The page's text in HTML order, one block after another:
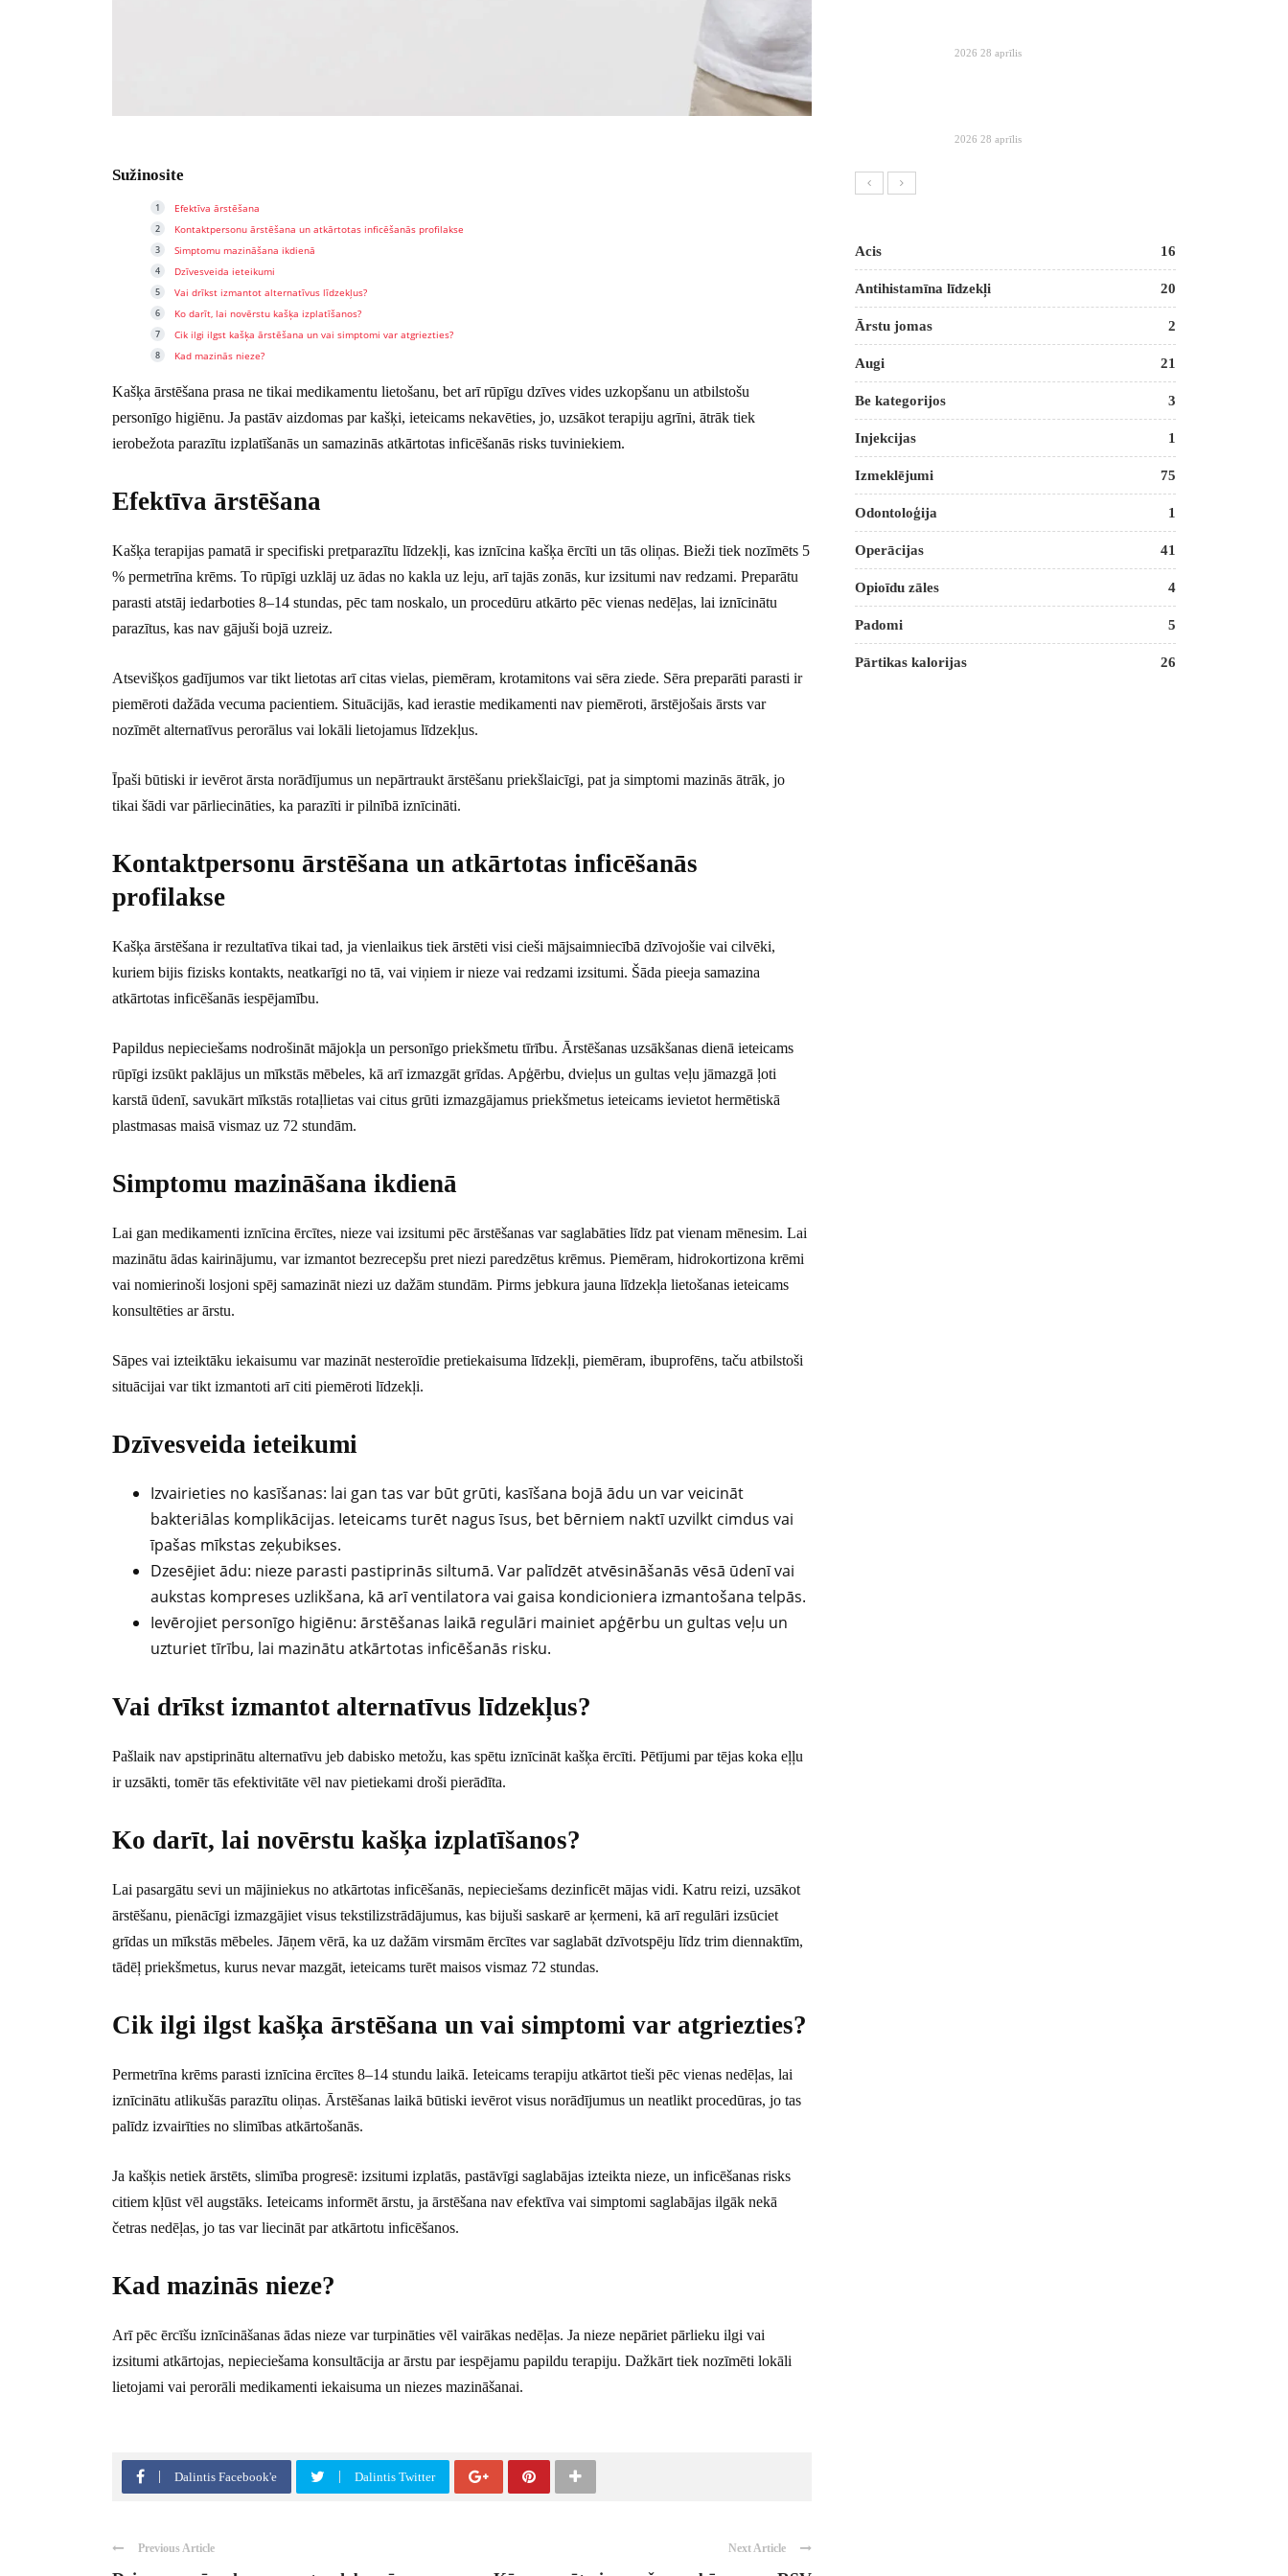
Sužinosite
Efektīva ārstēšana
Kontaktpersonu ārstēšana un atkārtotas inficēšanās profilakse
Simptomu mazināšana ikdienā
Dzīvesveida ieteikumi
Vai drīkst izmantot alternatīvus līdzekļus?
Ko darīt, lai novērstu kašķa izplatīšanos?
Cik ilgi ilgst kašķa ārstēšana un vai simptomi var atgriezties?
Kad mazinās nieze?
Kašķa ārstēšana prasa ne tikai medikamentu lietošanu, bet arī rūpīgu dzīves vides uzkopšanu un atbilstošu
personīgo higiēnu. Ja pastāv aizdomas par kašķi, ieteicams nekavēties, jo, uzsākot terapiju agrīni, ātrāk tiek
ierobežota parazītu izplatīšanās un samazinās atkārtotas inficēšanās risks tuviniekiem.
Efektīva ārstēšana
Kašķa terapijas pamatā ir specifiski pretparazītu līdzekļi, kas iznīcina kašķa ērcīti un tās oliņas. Bieži tiek nozīmēts 5
% permetrīna krēms. To rūpīgi uzklāj uz ādas no kakla uz leju, arī tajās zonās, kur izsitumi nav redzami. Preparātu
parasti atstāj iedarboties 8–14 stundas, pēc tam noskalo, un procedūru atkārto pēc vienas nedēļas, lai iznīcinātu
parazītus, kas nav gājuši bojā uzreiz.
Atsevišķos gadījumos var tikt lietotas arī citas vielas, piemēram, krotamitons vai sēra ziede. Sēra preparāti parasti ir
piemēroti dažāda vecuma pacientiem. Situācijās, kad ierastie medikamenti nav piemēroti, ārstējošais ārsts var
nozīmēt alternatīvus perorālus vai lokāli lietojamus līdzekļus.
Īpaši būtiski ir ievērot ārsta norādījumus un nepārtraukt ārstēšanu priekšlaicīgi, pat ja simptomi mazinās ātrāk, jo
tikai šādi var pārliecināties, ka parazīti ir pilnībā iznīcināti.
Kontaktpersonu ārstēšana un atkārtotas inficēšanās
profilakse
Kašķa ārstēšana ir rezultatīva tikai tad, ja vienlaikus tiek ārstēti visi cieši mājsaimniecībā dzīvojošie vai cilvēki,
kuriem bijis fizisks kontakts, neatkarīgi no tā, vai viņiem ir nieze vai redzami izsitumi. Šāda pieeja samazina
atkārtotas inficēšanās iespējamību.
Papildus nepieciešams nodrošināt mājokļa un personīgo priekšmetu tīrību. Ārstēšanas uzsākšanas dienā ieteicams
rūpīgi izsūkt paklājus un mīkstās mēbeles, kā arī izmazgāt grīdas. Apģērbu, dvieļus un gultas veļu jāmazgā ļoti
karstā ūdenī, savukārt mīkstās rotaļlietas vai citus grūti izmazgājamus priekšmetus ieteicams ievietot hermētiskā
plastmasas maisā vismaz uz 72 stundām.
Simptomu mazināšana ikdienā
Lai gan medikamenti iznīcina ērcītes, nieze vai izsitumi pēc ārstēšanas var saglabāties līdz pat vienam mēnesim. Lai
mazinātu ādas kairinājumu, var izmantot bezrecepšu pret niezi paredzētus krēmus. Piemēram, hidrokortizona krēmi
vai nomierinoši losjoni spēj samazināt niezi uz dažām stundām. Pirms jebkura jauna līdzekļa lietošanas ieteicams
konsultēties ar ārstu.
Sāpes vai izteiktāku iekaisumu var mazināt nesteroīdie pretiekaisuma līdzekļi, piemēram, ibuprofēns, taču atbilstoši
situācijai var tikt izmantoti arī citi piemēroti līdzekļi.
Dzīvesveida ieteikumi
Izvairieties no kasīšanas: lai gan tas var būt grūti, kasīšana bojā ādu un var veicināt
bakteriālas komplikācijas. Ieteicams turēt nagus īsus, bet bērniem naktī uzvilkt cimdus vai
īpašas mīkstas zeķubikses.
Dzesējiet ādu: nieze parasti pastiprinās siltumā. Var palīdzēt atvēsināšanās vēsā ūdenī vai
aukstas kompreses uzlikšana, kā arī ventilatora vai gaisa kondicioniera izmantošana telpās.
Ievērojiet personīgo higiēnu: ārstēšanas laikā regulāri mainiet apģērbu un gultas veļu un
uzturiet tīrību, lai mazinātu atkārtotas inficēšanās risku.
Vai drīkst izmantot alternatīvus līdzekļus?
Pašlaik nav apstiprinātu alternatīvu jeb dabisko metožu, kas spētu iznīcināt kašķa ērcīti. Pētījumi par tējas koka eļļu
ir uzsākti, tomēr tās efektivitāte vēl nav pietiekami droši pierādīta.
Ko darīt, lai novērstu kašķa izplatīšanos?
Lai pasargātu sevi un mājiniekus no atkārtotas inficēšanās, nepieciešams dezinficēt mājas vidi. Katru reizi, uzsākot
ārstēšanu, pienācīgi izmazgājiet visus tekstilizstrādājumus, kas bijuši saskarē ar ķermeni, kā arī regulāri izsūciet
grīdas un mīkstās mēbeles. Jāņem vērā, ka uz dažām virsmām ērcītes var saglabāt dzīvotspēju līdz trim diennaktīm,
tādēļ priekšmetus, kurus nevar mazgāt, ieteicams turēt maisos vismaz 72 stundas.
Cik ilgi ilgst kašķa ārstēšana un vai simptomi var atgriezties?
Permetrīna krēms parasti iznīcina ērcītes 8–14 stundu laikā. Ieteicams terapiju atkārtot tieši pēc vienas nedēļas, lai
iznīcinātu atlikušās parazītu oliņas. Ārstēšanas laikā būtiski ievērot visus norādījumus un neatlikt procedūras, jo tas
palīdz izvairīties no slimības atkārtošanās.
Ja kašķis netiek ārstēts, slimība progresē: izsitumi izplatās, pastāvīgi saglabājas izteikta nieze, un inficēšanas risks
citiem kļūst vēl augstāks. Ieteicams informēt ārstu, ja ārstēšana nav efektīva vai simptomi saglabājas ilgāk nekā
četras nedēļas, jo tas var liecināt par atkārtotu inficēšanos.
Kad mazinās nieze?
Arī pēc ērcīšu iznīcināšanas ādas nieze var turpināties vēl vairākas nedēļas. Ja nieze nepāriet pārlieku ilgi vai
izsitumi atkārtojas, nepieciešama konsultācija ar ārstu par iespējamu papildu terapiju. Dažkārt tiek nozīmēti lokāli
lietojami vai perorāli medikamenti iekaisuma un niezes mazināšanai.
Dalintis Facebook'e Dalintis Twitter
Previous Article Next Article
2026 28 aprīlis
2026 28 aprīlis
Acis 16
Antihistamīna līdzekļi 20
Ārstu jomas 2
Augi 21
Be kategorijos 3
Injekcijas 1
Izmeklējumi 75
Odontoloģija 1
Operācijas 41
Opioīdu zāles 4
Padomi 5
Pārtikas kalorijas 26